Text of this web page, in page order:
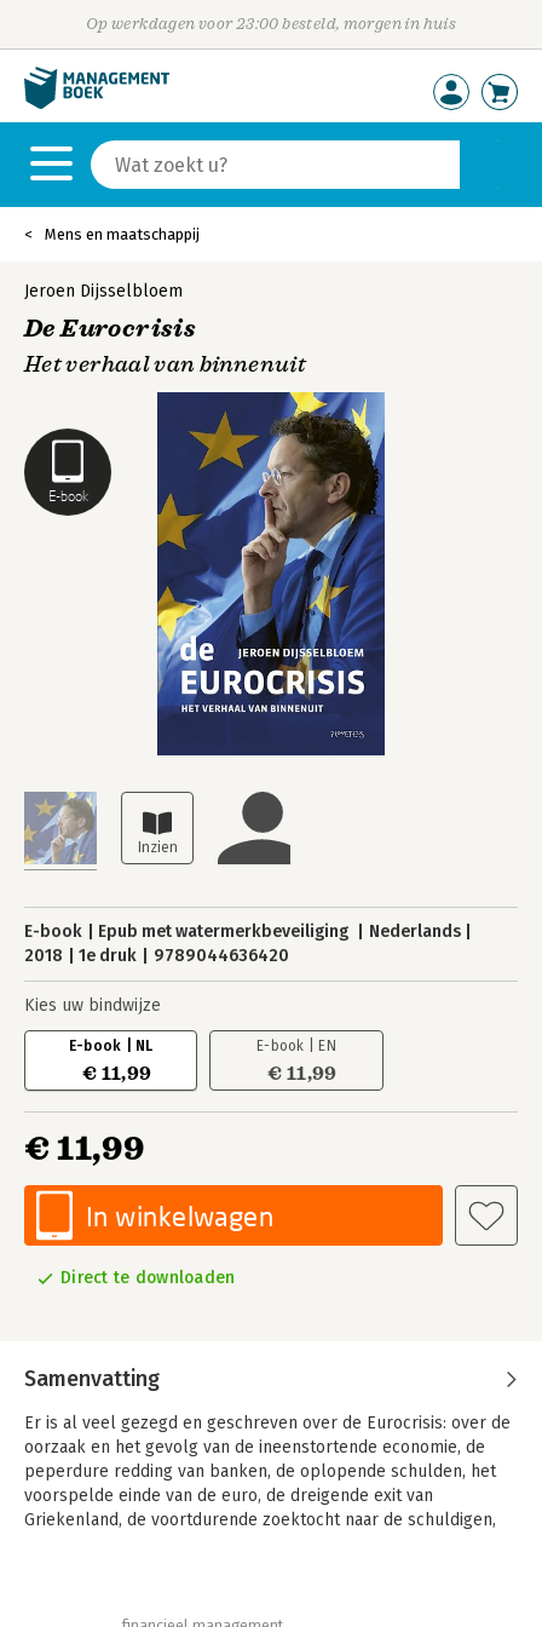
Op werkdagen voor 23:00 besteld, morgen in huis
Mens en maatschappij
E-book
Jeroen Dijsselbloem
De Eurocrisis
Het verhaal van binnenuit
E-book Epub met watermerkbeveiliging
Nederlands
2018
1e druk 9789044636420
Kies uw bindwijze
E-book | NL
€ 11,99
E-book | EN
€ 11,99
€ 11,99
In winkelwagen
Direct te downloaden
Samenvatting
Er is al veel gezegd en geschreven over de Eurocrisis: over de
oorzaak en het gevolg van de ineenstortende economie, de
peperdure redding van banken, de oplopende schulden, het
voorspelde einde van de euro, de dreigende exit van
Griekenland, de voortdurende zoektocht naar de schuldigen,